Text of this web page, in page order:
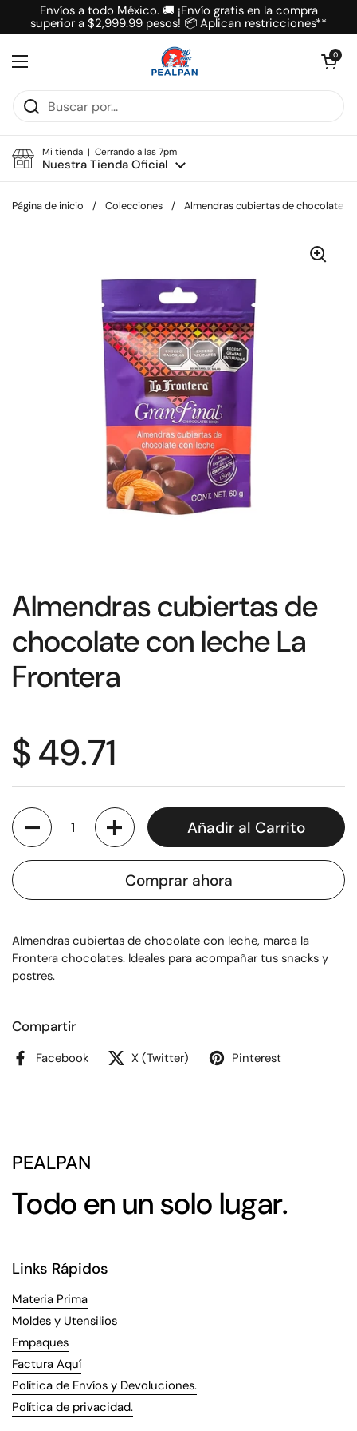
Ir al contenido
Envíos a todo México. 🚚 ¡Envío gratis en la compra
superior a $2,999.99 pesos! 📦 Aplican restricciones**
Abrir menú
Abrir carrito
0
Mi tienda | Cerrando a las 7pm
Nuestra Tienda Oficial
Página de inicio / Colecciones / Almendras cubiertas de chocolate
Almendras cubiertas de
chocolate con leche La
Frontera
$ 49.71
Cantidad
Añadir al Carrito
Comprar ahora
Almendras cubiertas de chocolate con leche, marca la
Frontera chocolates. Ideales para acompañar tus snacks y
postres.
Compartir
Facebook X (Twitter) Pinterest
PEALPAN
Todo en un solo lugar.
Links Rápidos
Materia Prima
Moldes y Utensilios
Empaques
Factura Aquí
Política de Envíos y Devoluciones.
Política de privacidad.